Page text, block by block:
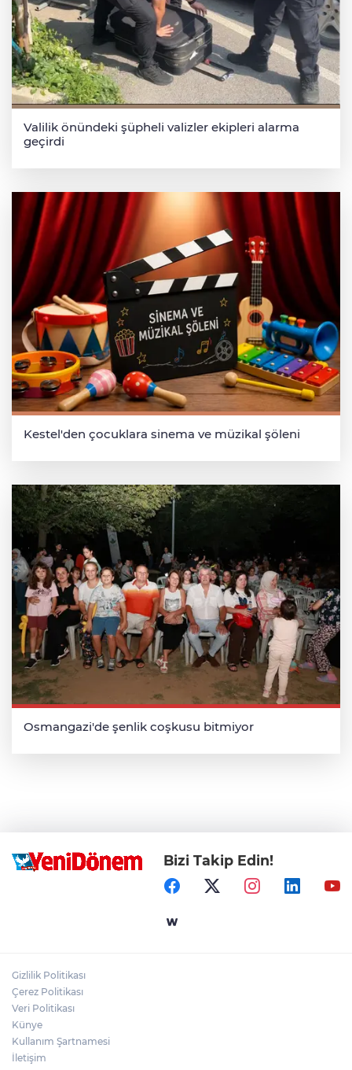
Valilik önündeki şüpheli valizler ekipleri alarma
geçirdi
Kestel'den çocuklara sinema ve müzikal şöleni
Osmangazi'de şenlik coşkusu bitmiyor
Bizi Takip Edin!
Gizlilik Politikası
Çerez Politikası
Veri Politikası
Künye
Kullanım Şartnamesi
İletişim